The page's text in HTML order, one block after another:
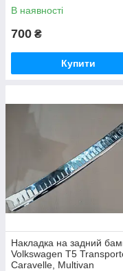
В наявності
700 ₴
Купити
Накладка на задний
Volkswagen T5
Caravelle, Multivan